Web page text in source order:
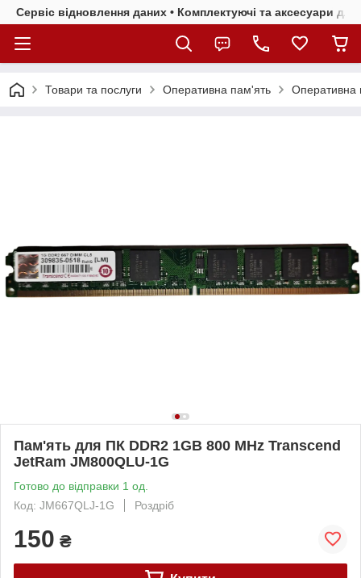
Сервіс відновлення даних • Комплектуючі та аксесуари
Товари та послуги Оперативна пам'ять Оперативна
Пам'ять для ПК DDR2 1GB 800 MHz Transcend
JetRam JM800QLU-1G
Готово до відправки 1 од.
Код: JM667QLJ-1G
Роздріб
150 ₴